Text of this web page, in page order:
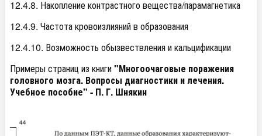
12.4.8. Накопление контрастного вещества/парамагнетика
12.4.9. Частота кровоизлияний в образования
12.4.10. Возможность обызвествления и кальцификации
Примеры страниц из книги"Многоочаговые поражения
головного мозга. Вопросы диагностики и лечения.
Учебное пособие" - П. Г. Шнякин